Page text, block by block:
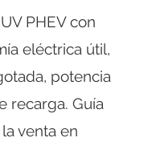
PHEV con
eléctrica útil,
potencia
recarga. Guía
venta en